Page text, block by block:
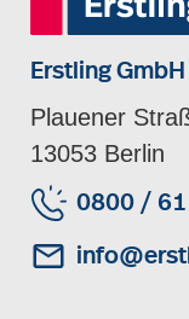
Erstling GmbH
Plauener
13053 Berlin
0800 /